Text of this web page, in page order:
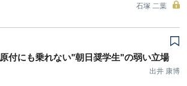
石塚 二葉
原付にも乗れない"朝日奨学生"の弱い立場
出井 康博